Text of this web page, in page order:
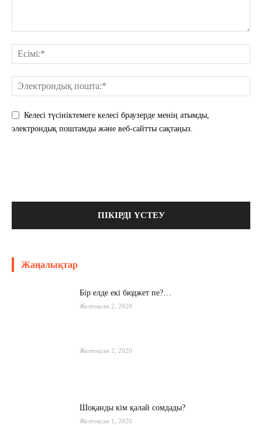
Келесі түсініктемеге келесі браузерде менің атымды,
электрондық поштамды және веб-сайтты сақтаңыз.
Жаңалықтар
Бір елде екі бюджет пе?…
Желтоқсан 2, 2020
Желтоқсан 2, 2020
Шоқанды кім қалай сомдады?
Желтоқсан 1, 2020